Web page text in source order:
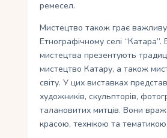
ремесел.
Мистецтво також грає
Етнографічному селі “Катара”.
мистецтва презентують
мистецтво Катару, а також
світу. У цих виставках
художників, скульпторів,
талановитих митців. Вони
красою, технікою та тематикою.